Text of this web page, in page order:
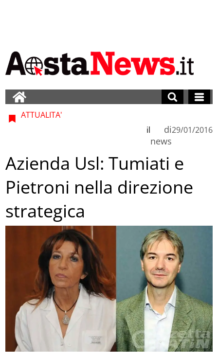
ATTUALITA'
di
news
il 29/01/2016
Azienda Usl: Tumiati e
Pietroni nella direzione
strategica